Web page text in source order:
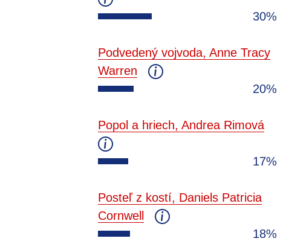
30%
Podvedený vojvoda, Anne Tracy
Warren
20%
Popol a hriech, Andrea Rimová
17%
Posteľ z kostí, Daniels Patricia
Cornwell
18%